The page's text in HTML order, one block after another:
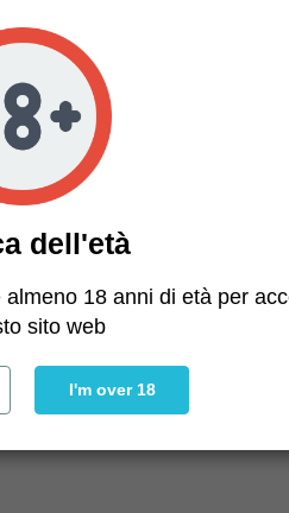
e viola
dell'età
18 anni di età per
sito web
I'm over 18